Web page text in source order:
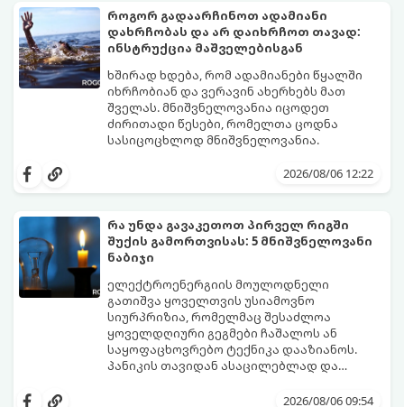
სახლში პატარა ბავშვები ან შინაური
ცხოველები არიან.
ჭიანჭველების მთელ კოლონიას სულ
რამდენიმე დღეში დაამარცხებთ.
გთავაზობთ ეფექტური ხაფანგის
მომზადების რეცეპტს:
როგორ გადაარჩინოთ ადამიანი
დახრჩობას და არ დაიხრჩოთ თავად:
ინსტრუქცია მაშველებისგან
ხშირად ხდება, რომ ადამიანები წყალში
იხრჩობიან და ვერავინ ახერხებს მათ
შველას. მნიშვნელოვანია იცოდეთ
ძირითადი წესები, რომელთა ცოდნა
სასიცოცხლოდ მნიშვნელოვანია.
2026/08/06 12:22
რა უნდა გავაკეთოთ პირველ რიგში
შუქის გამორთვისას: 5 მნიშვნელოვანი
ნაბიჯი
ელექტროენერგიის მოულოდნელი
გათიშვა ყოველთვის უსიამოვნო
სიურპრიზია, რომელმაც შესაძლოა
ყოველდღიური გეგმები ჩაშალოს ან
საყოფაცხოვრებო ტექნიკა დააზიანოს.
პანიკის თავიდან ასაცილებლად და
უზრუნველსაყოფად, მნიშვნელოვანია
რომლებიც შუქის ქრობისთანავე
2026/08/06 09:54